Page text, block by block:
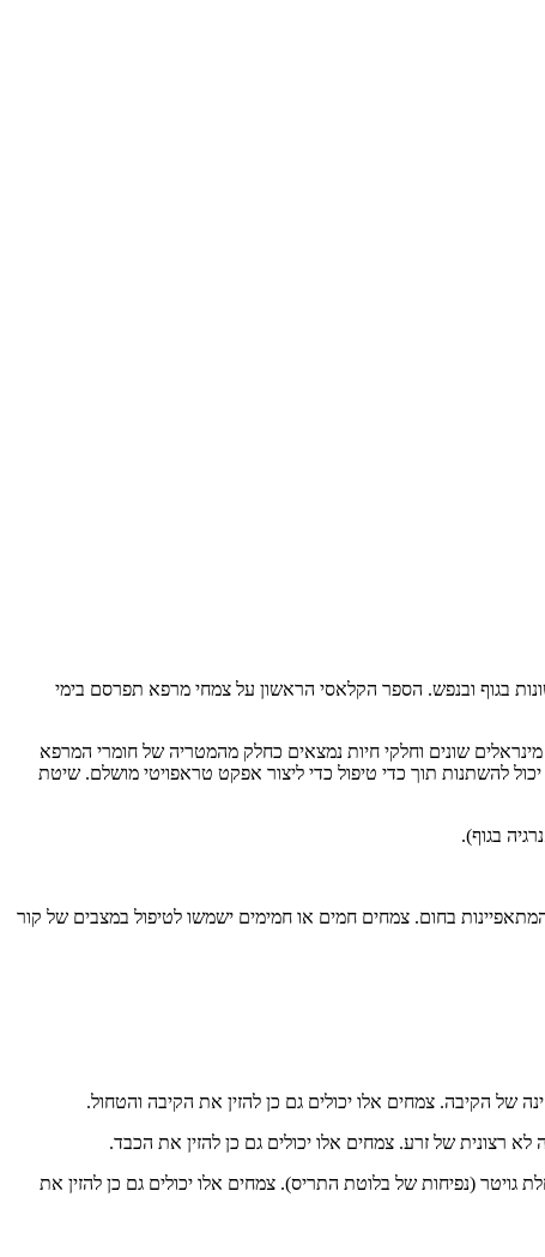
בגוף ובנפש. הספר הקלאסי הראשון על צמחי מרפא תפרסם בימי
שונים וחלקי חיות נמצאים כחלק מהמטריה של חומרי המרפא
להשתנות תוך כדי טיפול כדי ליצור אפקט טראפויטי מושלם. שיטת
בגוף).
בחום. צמחים חמים או חמימים ישמשו לטיפול במצבים של קור
של הקיבה. צמחים אלו יכולים גם כן להזין את הקיבה והטחול.
רצונית של זרע. צמחים אלו יכולים גם כן להזין את הכבד.
(נפיחות של בלוטת התריס). צמחים אלו יכולים גם כן להזין את